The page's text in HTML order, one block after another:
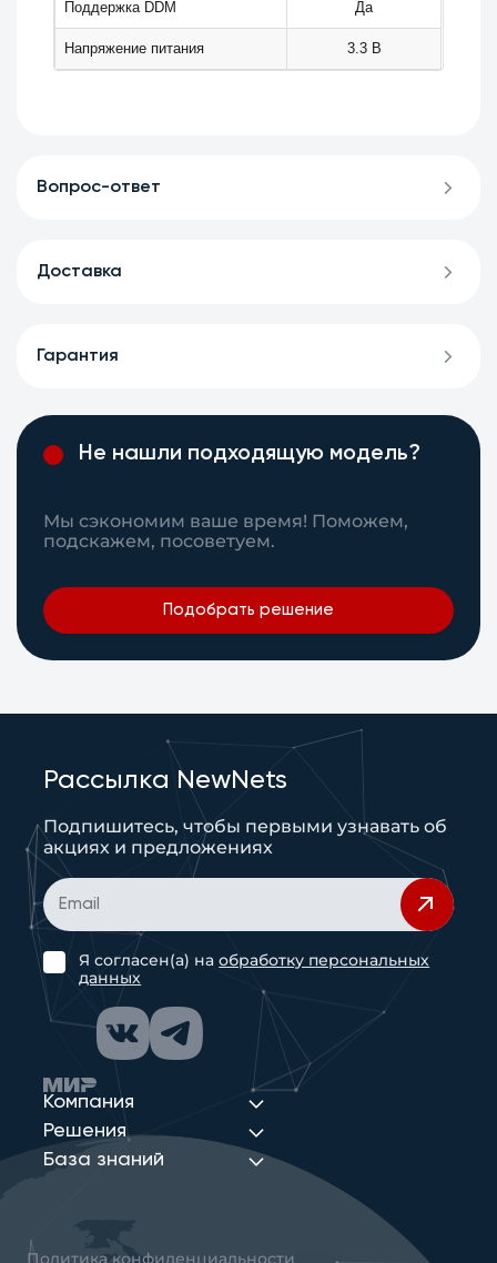
Поддержка DDM Да
Напряжение питания 3.3 В
Вопрос-ответ
Доставка
Гарантия
Не нашли подходящую модель?
Мы сэкономим ваше время! Поможем,
подскажем, посоветуем.
Подобрать решение
Компания
Решения
База знаний
Рассылка NewNets
Подпишитесь, чтобы первыми узнавать об
акциях и предложениях
Я согласен(а) наобработку персональных
данных